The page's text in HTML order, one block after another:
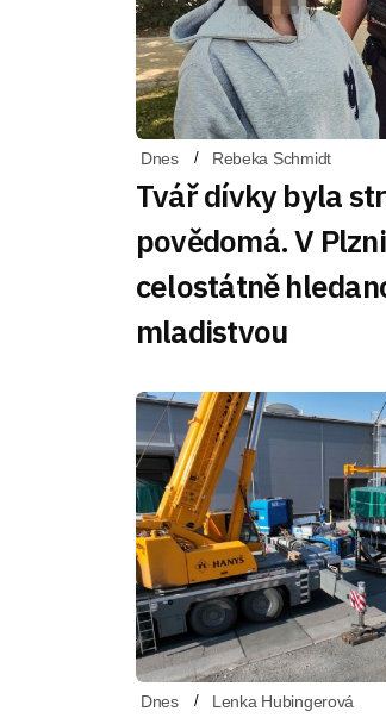
Dnes Rebeka Schmidt
Tvář dívky byla
povědomá. V
celostátně
mladistvou
Dnes Lenka Hubingerová